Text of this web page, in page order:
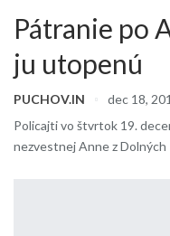
Pátranie po
ju utopenú
PUCHOV.IN dec 18,
Policajti vo štvrtok 19.
nezvestnej Anne z Dolných